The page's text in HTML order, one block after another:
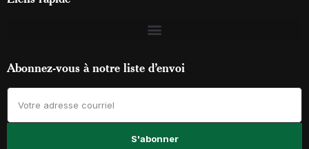
Abonnez-vous à notre liste d’envoi